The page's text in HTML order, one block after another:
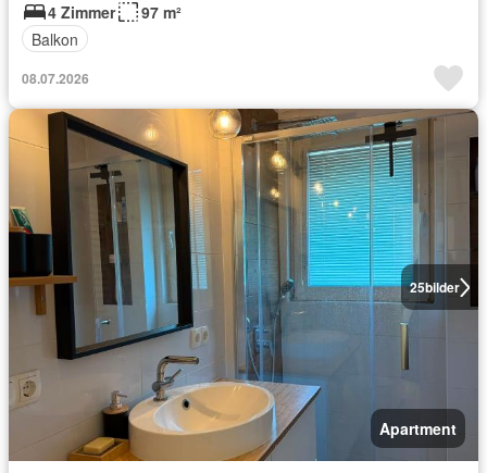
4 Zimmer
97 m²
Balkon
08.07.2026
25bilder
Apartment